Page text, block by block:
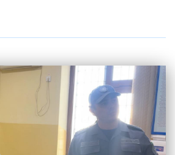
туманлараро пунктлари
марказининг
Республикаси минтақавий
Чимбой туманидаги
бўлган шахслар